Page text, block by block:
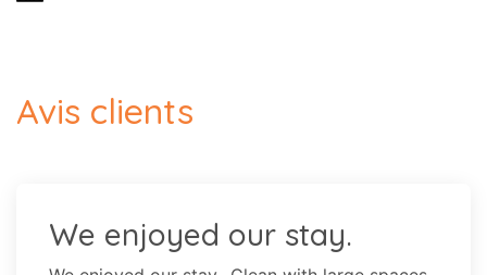
Avis clients
We enjoyed our stay.